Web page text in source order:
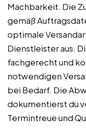
Machbarkeit. Die
gemäß
optimale
Dienstleister aus.
fachgerecht und
notwendigen
bei Bedarf. Die
dokumentierst du
Termintreue und